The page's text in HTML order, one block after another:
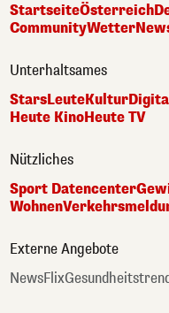
StartseiteÖsterreich
CommunityWetter
Unterhaltsames
StarsLeuteKulturDigital
Heute KinoHeute TV
Nützliches
Sport Datencenter
Wohnen
Externe Angebote
NewsFlix